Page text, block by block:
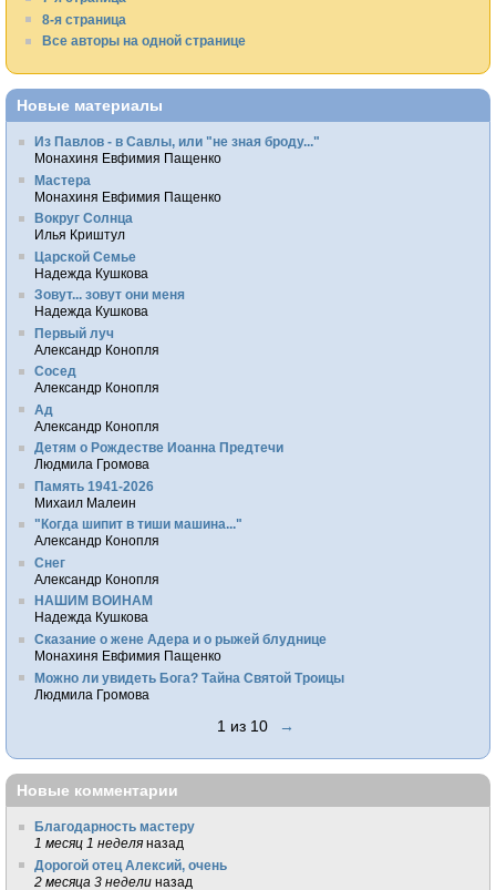
8-я страница
Все авторы на одной странице
Новые материалы
Из Павлов - в Савлы, или "не зная броду..."
Монахиня Евфимия Пащенко
Мастера
Монахиня Евфимия Пащенко
Вокруг Солнца
Илья Криштул
Царской Семье
Надежда Кушкова
Зовут... зовут они меня
Надежда Кушкова
Первый луч
Александр Конопля
Сосед
Александр Конопля
Ад
Александр Конопля
Детям о Рождестве Иоанна Предтечи
Людмила Громова
Память 1941-2026
Михаил Малеин
"Когда шипит в тиши машина..."
Александр Конопля
Снег
Александр Конопля
НАШИМ ВОИНАМ
Надежда Кушкова
Сказание о жене Адера и о рыжей блуднице
Монахиня Евфимия Пащенко
Можно ли увидеть Бога? Тайна Святой Троицы
Людмила Громова
1 из 10 →
Новые комментарии
Благодарность мастеру
1 месяц 1 неделя назад
Дорогой отец Алексий, очень
2 месяца 3 недели назад